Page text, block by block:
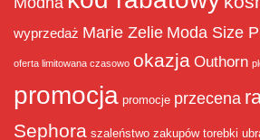
wyprzedaż Marie Zelie Moda Size
oferta limitowana czasowo okazja Outhorn
promocja promocje przecena
Sephora szaleństwo zakupów torebki